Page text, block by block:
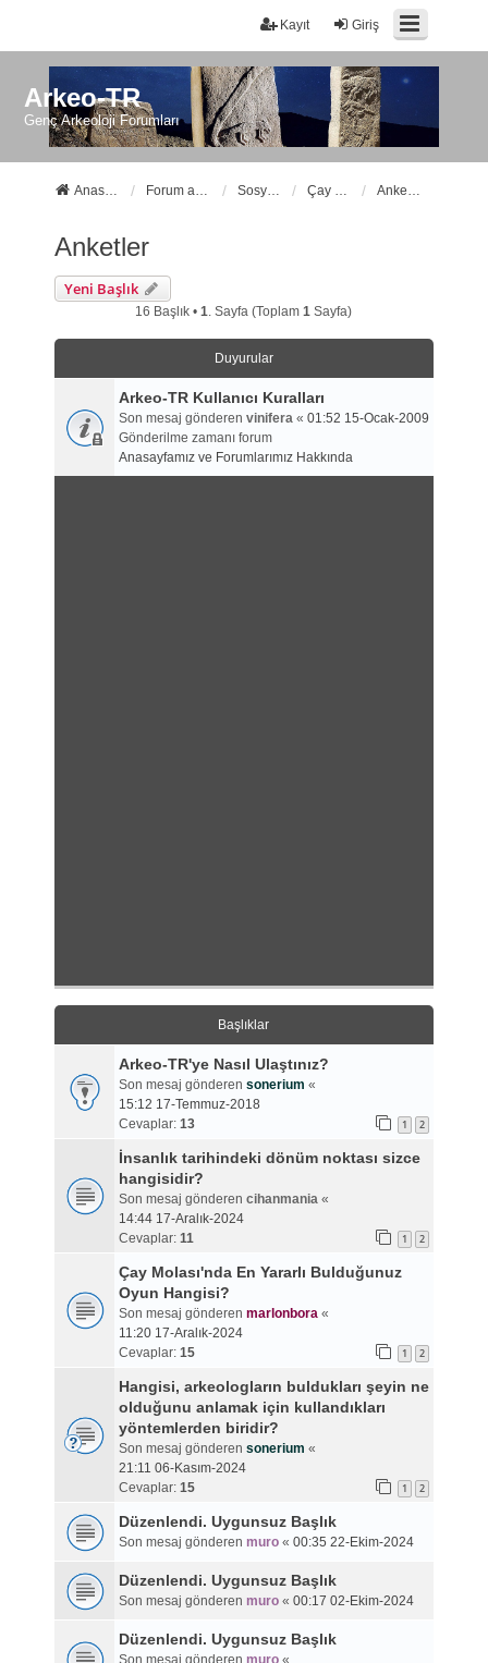
Giriş
Kayıt
Arkeo-TR
Genç Arkeoloji Forumları
Anasayfa Forum ana sayfa Sosyal Forumlarımız Çay Molası Anketler
Anketler
Yeni Başlık
16 Başlık •1. Sayfa (Toplam1 Sayfa)
Duyurular
Arkeo-TR Kullanıcı Kuralları
Son mesaj gönderen vinifera« 01:52 15-Ocak-2009
Gönderilme zamanı forum
Anasayfamız ve Forumlarımız Hakkında
Başlıklar
Arkeo-TR'ye Nasıl Ulaştınız?
Son mesaj gönderen sonerium «
15:12 17-Temmuz-2018
Cevaplar: 13 1 2
İnsanlık tarihindeki dönüm noktası sizce
hangisidir?
Son mesaj gönderen cihanmania«
14:44 17-Aralık-2024
Cevaplar: 11 1 2
Çay Molası'nda En Yararlı Bulduğunuz
Oyun Hangisi?
Son mesaj gönderen marlonbora«
11:20 17-Aralık-2024
Cevaplar: 15 1 2
Hangisi, arkeologların buldukları şeyin ne
olduğunu anlamak için kullandıkları
yöntemlerden biridir?
Son mesaj gönderen sonerium «
21:11 06-Kasım-2024
Cevaplar: 15 1 2
Düzenlendi. Uygunsuz Başlık
Son mesaj gönderen muro« 00:35 22-Ekim-2024
Düzenlendi. Uygunsuz Başlık
Son mesaj gönderen muro« 00:17 02-Ekim-2024
Düzenlendi. Uygunsuz Başlık
Son mesaj gönderen muro«